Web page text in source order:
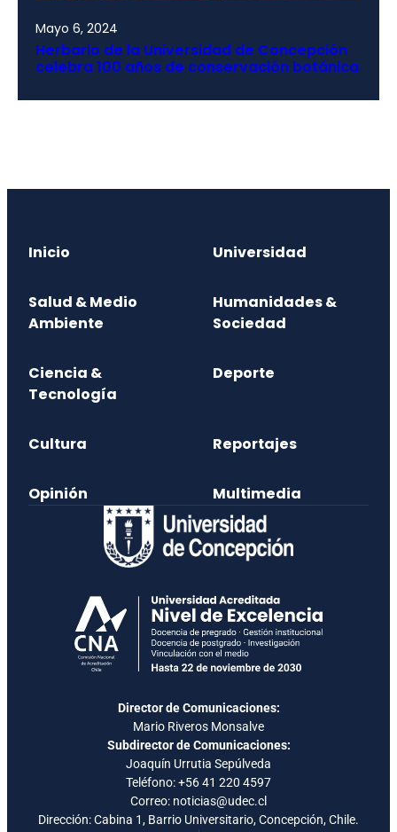
Mayo 6, 2024
Herbario de la Universidad de Concepción
celebra 100 años de conservación botánica
Inicio Universidad
Salud & Medio
Ambiente
Humanidades &
Sociedad
Ciencia &
Tecnología
Deporte
Cultura Reportajes
Opinión Multimedia
Director de Comunicaciones:
Mario Riveros Monsalve
Subdirector de Comunicaciones:
Joaquín Urrutia Sepúlveda
Teléfono:+56 41 220 4597
Correo: noticias@udec.cl
Dirección: Cabina 1, Barrio Universitario, Concepción, Chile.